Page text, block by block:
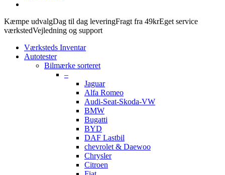
Kæmpe udvalgDag til dag leveringFragt fra 49krEget service
værkstedVejledning og support
Værksteds Inventar
Autotester
Bilmærke sorteret
–
Jaguar
Alfa Romeo
Audi-Seat-Skoda-VW
BMW
Bugatti
BYD
DAF Lastbil
chevrolet & Daewoo
Chrysler
Citroen